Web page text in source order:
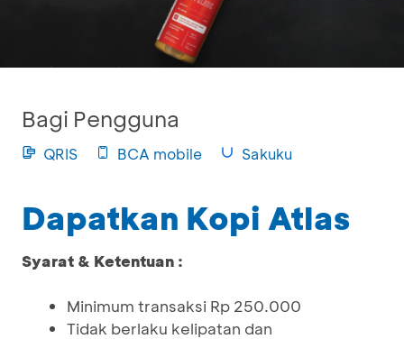
Bagi Pengguna
QRIS BCA mobile Sakuku
Dapatkan Kopi Atlas
Syarat & Ketentuan :
Minimum transaksi Rp 250.000
Tidak berlaku kelipatan dan